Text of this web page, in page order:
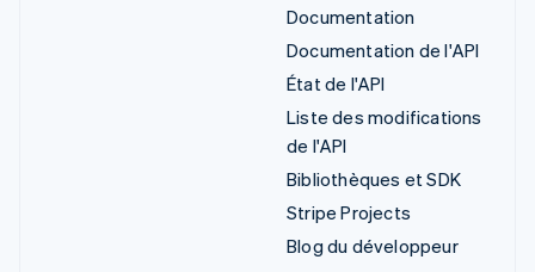
Documentation
Documentation de l'API
État de l'API
Liste des modifications
de l'API
Bibliothèques et SDK
Stripe Projects
Blog du développeur